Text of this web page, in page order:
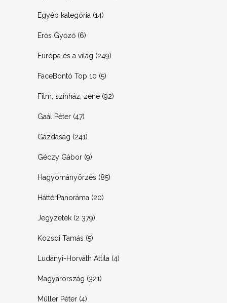
Egyéb kategória (14)
Erős Győző (6)
Európa és a világ (249)
FaceBontó Top 10 (5)
Film, színház, zene (92)
Gaál Péter (47)
Gazdaság (241)
Géczy Gábor (9)
Hagyományörzés (85)
HáttérPanoráma (20)
Jegyzetek (2 379)
Kozsdi Tamás (5)
Ludányi-Horváth Attila (4)
Magyarország (321)
Müller Péter (4)